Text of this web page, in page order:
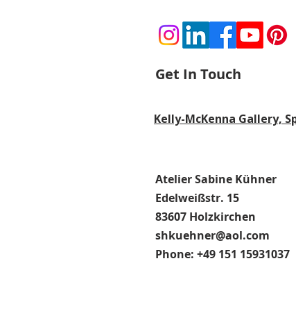
Get In Touch
Kelly-McKenna Gallery,
Atelier Sabine Kühner
Edelweißstr. 15
83607 Holzkirchen
shkuehner@aol.com
Phone: +49 151 15931037